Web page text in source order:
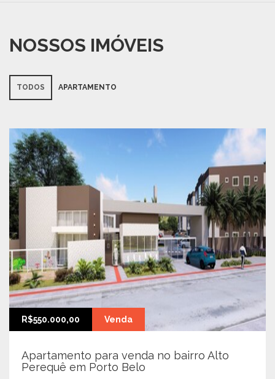
NOSSOS IMÓVEIS
TODOS APARTAMENTO
R$550.000,00 Venda
Apartamento para venda no bairro Alto
Perequê em Porto Belo